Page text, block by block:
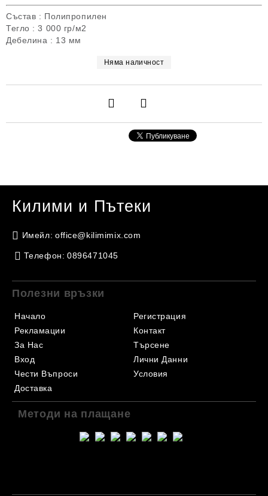
Състав : Полипропилен
Тегло : 3 000 гр/м2
Дебелина : 13 мм
Няма наличност
Килими и Пътеки
Имейл: office@kilimimix.com
Телефон: 0896471045
Полезни връзки
Начало
Рекламации
За Нас
Вход
Чести Въпроси
Регистрация
Контакт
Търсене
Лични Данни
Условия
Доставка
Методи на плащане